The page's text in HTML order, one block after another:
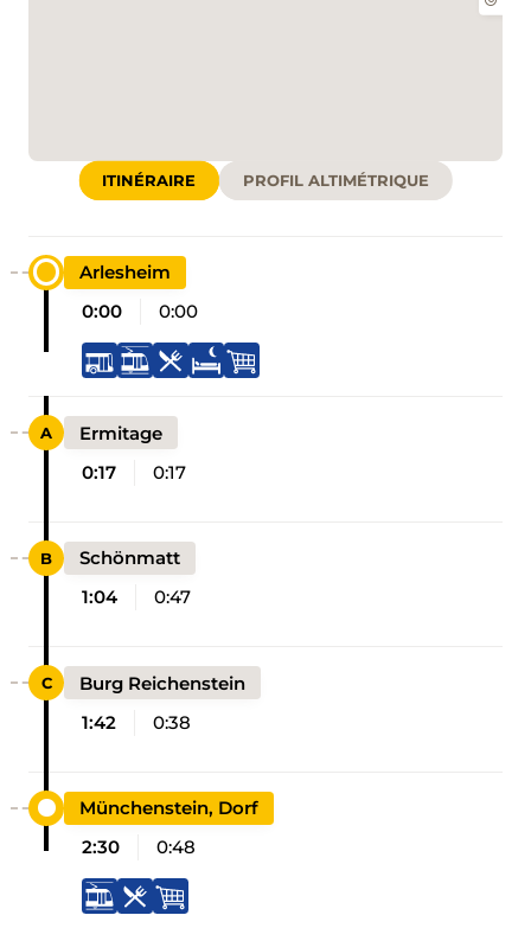
ITINÉRAIRE PROFIL ALTIMÉTRIQUE
Arlesheim
0:00
0:00
Ermitage
0:17
0:17
Schönmatt
1:04
0:47
Burg Reichenstein
1:42
0:38
Münchenstein, Dorf
2:30
0:48